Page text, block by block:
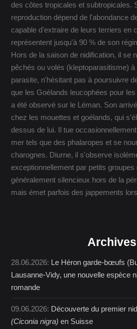
des côtes tropicales et subtropicales.
reproduction dépend de l'abondance
capable d'extraire de leurs terriers en
représentent jusqu'à 90 % de son
Hors de la saison de nidification, il se
pêchés ou volés (kleptoparasitisme) à
parasite, n'hésitant pas à poursuivre
que les Goélands leucophées pour
a été observé sur le Léman. Son
chez les mouettes et goélands, qui
dessus de lui. Il tue
mer tels que des phalaropes et se
charognes. Diurne, il s'observe
exceptionnellement par petits
généralement silencieux hors de la
mais émet parfois des jappements
Archives
28.06.2026: Le Héron garde-bœufs
Lausanne-Vidy, une nouvelle espèce
romande
09.06.2026: Découverte du premier
(Ciconia nigra) en Suisse